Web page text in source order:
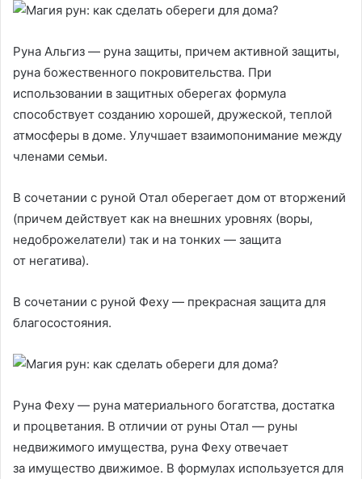
Руна Альгиз — руна защиты, причем активной защиты,
руна божественного покровительства. При
использовании в защитных оберегах формула
способствует созданию хорошей, дружеской, теплой
атмосферы в доме. Улучшает взаимопонимание между
членами семьи.
В сочетании с руной Отал оберегает дом от вторжений
(причем действует как на внешних уровнях (воры,
недоброжелатели) так и на тонких — защита
от негатива).
В сочетании с руной Феху — прекрасная защита для
благосостояния.
Руна Феху — руна материального богатства, достатка
и процветания. В отличии от руны Отал — руны
недвижимого имущества, руна Феху отвечает
за имущество движимое. В формулах используется для